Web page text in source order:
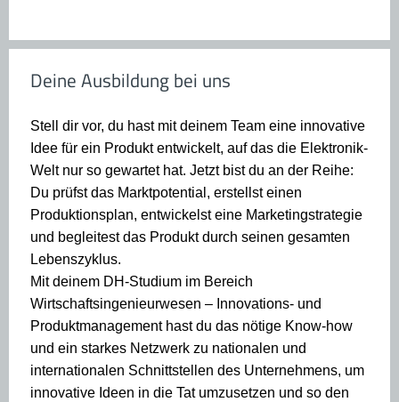
Deine Ausbildung bei uns
Stell dir vor, du hast mit deinem Team eine innovative
Idee für ein Produkt entwickelt, auf das die Elektronik-
Welt nur so gewartet hat. Jetzt bist du an der Reihe:
Du prüfst das Marktpotential, erstellst einen
Produktionsplan, entwickelst eine Marketingstrategie
und begleitest das Produkt durch seinen gesamten
Lebenszyklus.
Mit deinem DH-Studium im Bereich
Wirtschaftsingenieurwesen – Innovations- und
Produktmanagement hast du das nötige Know-how
und ein starkes Netzwerk zu nationalen und
internationalen Schnittstellen des Unternehmens, um
innovative Ideen in die Tat umzusetzen und so den